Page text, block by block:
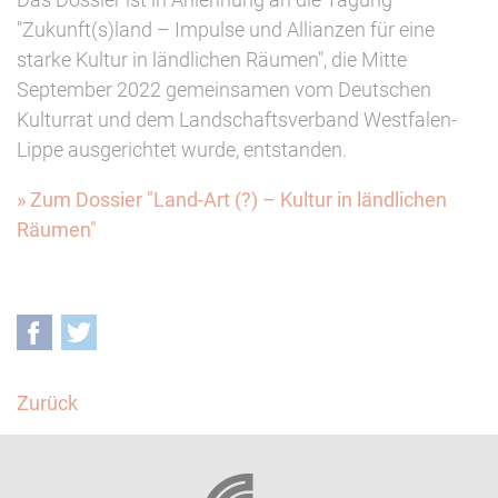
"Zukunft(s)land – Impulse und Allianzen für eine
starke Kultur in ländlichen Räumen", die Mitte
September 2022 gemeinsamen vom Deutschen
Kulturrat und dem Landschaftsverband Westfalen-
Lippe ausgerichtet wurde, entstanden.
» Zum Dossier "Land-Art (?) – Kultur in ländlichen
Räumen"
Facebook
Zurück